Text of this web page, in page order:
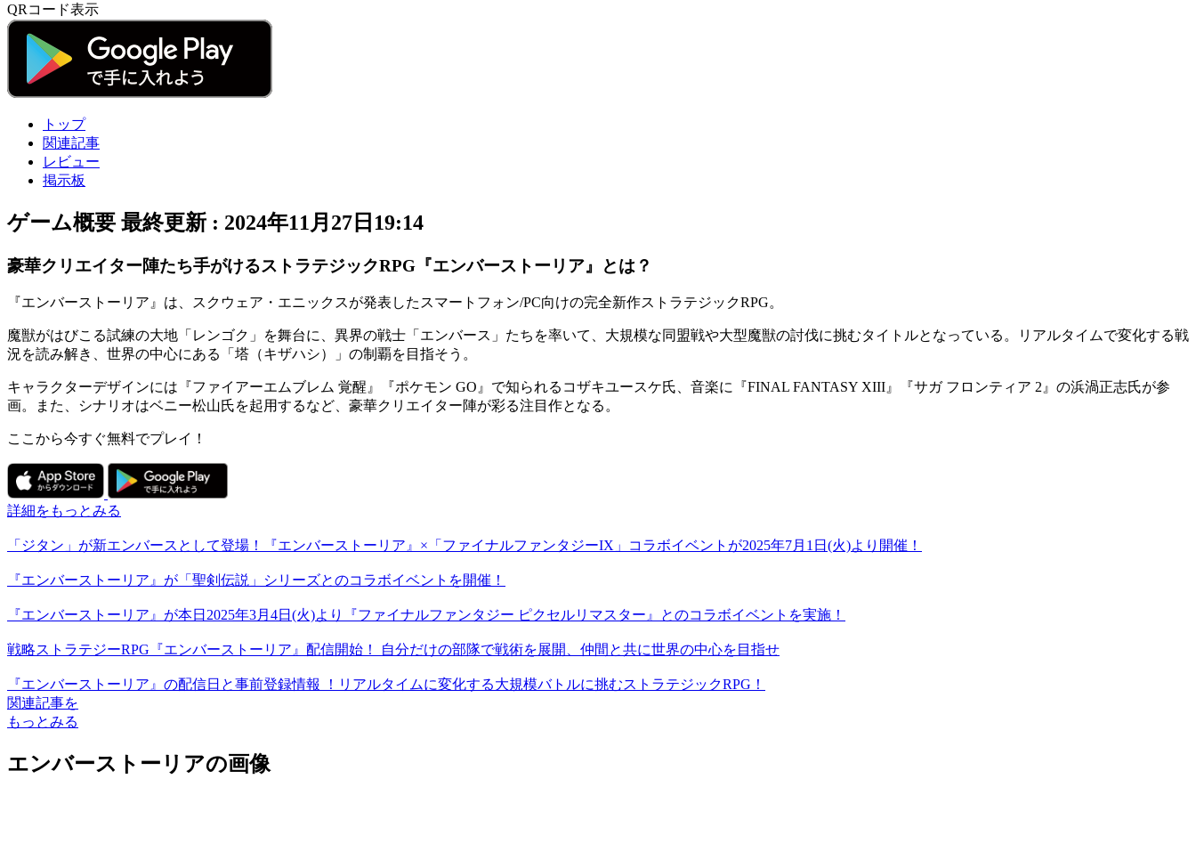
QRコード表示
トップ
関連記事
レビュー
掲示板
ゲーム概要 最終更新 : 2024年11月27日19:14
豪華クリエイター陣たち手がけるストラテジックRPG『エンバーストーリア』とは？
『エンバーストーリア』は、スクウェア・エニックスが発表したスマートフォン/PC向けの完全新作ストラテジックRPG。
魔獣がはびこる試練の大地 「レンゴク」
を舞台に、異界の戦士「エンバース」たちを率いて、大規模な同盟戦や大型魔獣の討伐に挑むタイトルとなっている。リアルタイムで変化する戦
況を読み解き、世界の中心にある「塔（キザハシ）」の制覇を目指そう。
キャラクターデザインには『ファイアーエムブレム 覚醒』『ポケモン GO』で知られる コザキユースケ氏、音楽に『FINAL FANTASY XIII』『サガ フロンティア 2』の浜渦正志氏が参
画。また、シナリオはベニー松山氏を起用するなど、 豪華クリエイター陣が彩る注目作となる。
ここから今すぐ無料でプレイ！
詳細をもっとみる
「ジタン」が新エンバースとして登場！『エンバーストーリア』×「ファイナルファンタジーIX」コラボイベントが2025年7月1日(火)より開催！
『エンバーストーリア』が「聖剣伝説」シリーズとのコラボイベントを開催！
『エンバーストーリア』が本日2025年3月4日(火)より『ファイナルファンタジー ピクセルリマスター』とのコラボイベントを実施！
戦略ストラテジーRPG『エンバーストーリア』配信開始！ 自分だけの部隊で戦術を展開、仲間と共に世界の中心を目指せ
『エンバーストーリア』の配信日と事前登録情報 ！リアルタイムに変化する大規模バトルに挑むストラテジックRPG！
関連記事を
もっとみる
エンバーストーリアの画像